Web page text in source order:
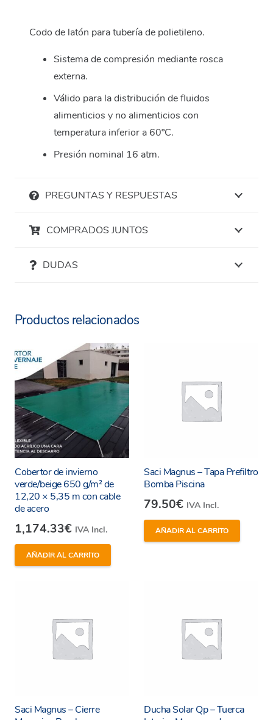
Codo de latón para tubería de polietileno.
Sistema de compresión mediante rosca
externa.
Válido para la distribución de fluidos
alimenticios y no alimenticios con
temperatura inferior a 60ºC.
Presión nominal 16 atm.
PREGUNTAS Y RESPUESTAS
COMPRADOS JUNTOS
DUDAS
Productos relacionados
Cobertor de invierno
verde/beige 650 g/m² de
12,20 × 5,35 m con cable
de acero
1,174.33€ IVA Incl.
AÑADIR AL CARRITO
Saci Magnus – Tapa Prefiltro
Bomba Piscina
79.50€ IVA Incl.
AÑADIR AL CARRITO
Saci Magnus – Cierre
Ducha Solar Qp – Tuerca